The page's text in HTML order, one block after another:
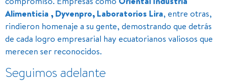
Alimenticia , Dyvenpro, Laboratorios Lira, entre otras,
rindieron homenaje a su gente, demostrando que detrás
de cada logro empresarial hay ecuatorianos valiosos que
merecen ser reconocidos.
Seguimos adelante